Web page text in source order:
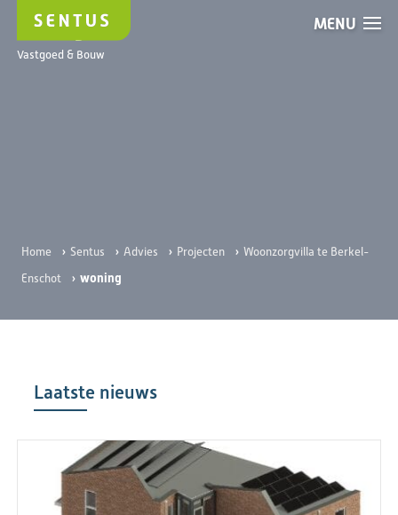
Vastgoed & Bouw
MENU
woning
Home › Sentus ›Advies › Projecten ›Woonzorgvilla te Berkel-
Enschot
›woning
Laatste nieuws